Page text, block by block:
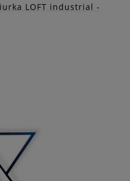
LOFT industrial -
się w każdej sytuacji dodając
DO KOSZYKA